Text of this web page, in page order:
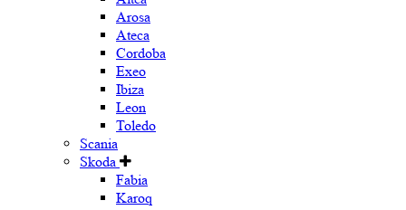
Arosa
Ateca
Cordoba
Exeo
Ibiza
Leon
Toledo
Scania
Skoda
Fabia
Karoq